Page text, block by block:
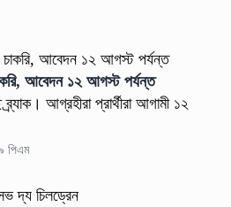
আবেদন ১২ আগস্ট পর্যন্ত
আগ্রহীরা প্রার্থীরা আগামী ১২
পিএম